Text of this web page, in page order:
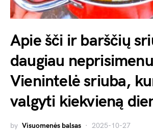
Apie šči ir barščių
daugiau
Vienintelė sriuba,
valgyti kiekvieną
by Visuomenės balsas 2025-10-27